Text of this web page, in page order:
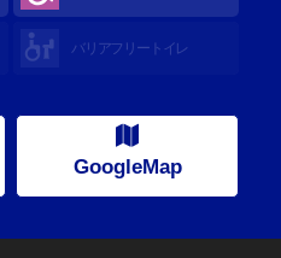
バリアフリートイレ
GoogleMap